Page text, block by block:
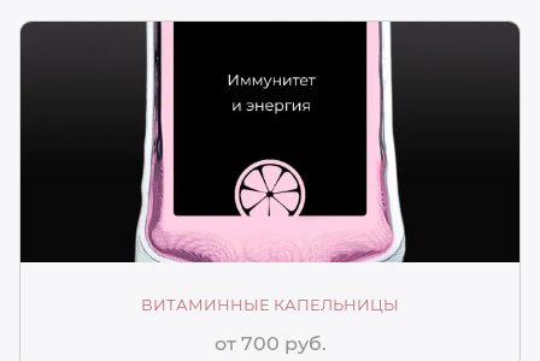
ВИТАМИННЫЕ КАПЕЛЬНИЦЫ
от 700 руб.